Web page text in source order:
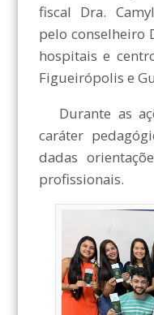
fiscal Dra.
pelo conselheiro
hospitais e
Figueirópolis e
Durante as
caráter
dadas
profissionais.